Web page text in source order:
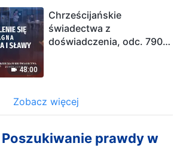
48:00
Chrześcijańskie
świadectwa z
doświadczenia, odc. 790:
Zobacz więcej
prawdy w